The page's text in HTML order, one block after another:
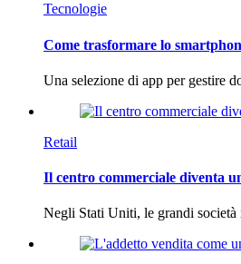
Tecnologie
Come trasformare lo
Una selezione di app per gestire
Retail
Il centro commerciale diventa
Negli Stati Uniti, le grandi